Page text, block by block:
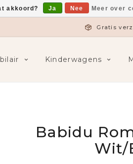
Gratis
Kinderwagens
Babidu
Wit/
akkoord? Ja Nee Meer over